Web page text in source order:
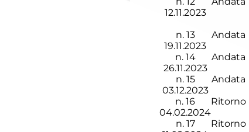
12.11.2023
n. 13
19.11.2023
Andata
n. 14
26.11.2023
Andata
n. 15
03.12.2023
Andata
n. 16
04.02.2024
Ritorno
n. 17
Ritorno